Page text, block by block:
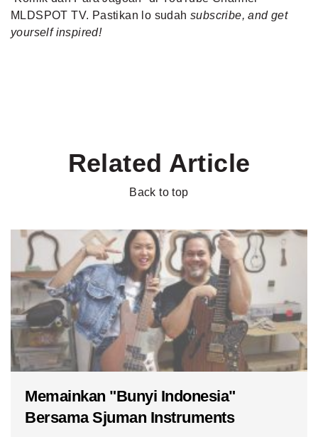
MLDSPOT TV. Pastikan lo sudah subscribe, and get
yourself inspired!
Related Article
Back to top
Memainkan "Bunyi Indonesia"
Bersama Sjuman Instruments